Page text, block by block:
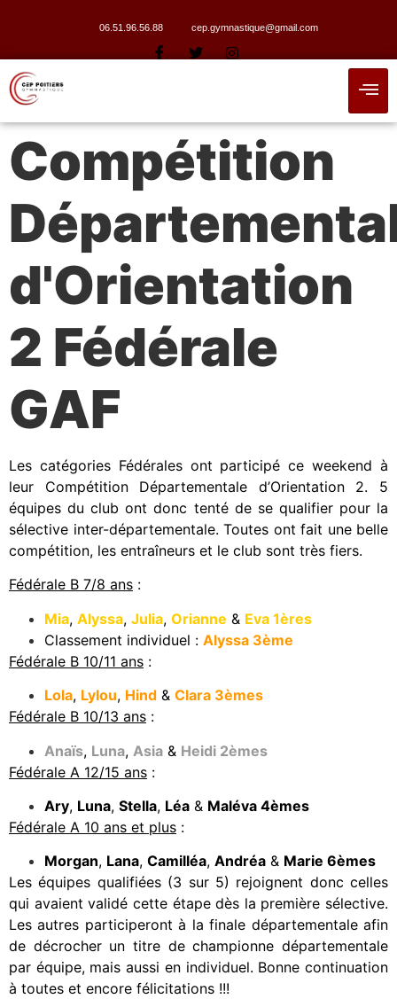
06.51.96.56.88 cep.gymnastique@gmail.com
Compétition
d'Orientation
2 Fédérale
GAF
Les catégories Fédérales ont participé ce weekend à
leur Compétition Départementale d’Orientation 2. 5
équipes du club ont donc tenté de se qualifier pour la
sélective inter-départementale. Toutes ont fait une belle
compétition, les entraîneurs et le club sont très fiers.
Fédérale B 7/8 ans :
Mia, Alyssa, Julia, Orianne & Eva 1ères
Classement individuel : Alyssa 3ème
Fédérale B 10/11 ans :
Lola, Lylou, Hind & Clara 3èmes
Fédérale B 10/13 ans :
Anaïs, Luna, Asia & Heidi 2èmes
Fédérale A 12/15 ans :
Ary, Luna, Stella, Léa & Maléva 4èmes
Fédérale A 10 ans et plus :
Morgan, Lana, Camilléa, Andréa & Marie 6èmes
Les équipes qualifiées (3 sur 5) rejoignent donc celles
qui avaient validé cette étape dès la première sélective.
Les autres participeront à la finale départementale afin
de décrocher un titre de championne départementale
par équipe, mais aussi en individuel. Bonne continuation
à toutes et encore félicitations !!!